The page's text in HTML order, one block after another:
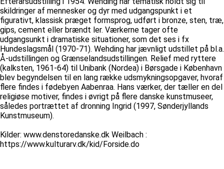
skildringer af mennesker og dyr med udgangspunkt i et
figurativt, klassisk præget formsprog, udført i bronze, sten, træ,
gips, cement eller brændt ler. Værkerne tager ofte
udgangsunkt i dramatiske situationer, som det ses i fx
Hundeslagsmål (1970-71). Wehding har jævnligt udstillet på bl.a.
Å-udstillingen og Grænselandsudstillingen. Relief med ryttere
(kalksten, 1961-64) til Unibank (Nordea) i Børsgade i København
blev begyndelsen til en lang række udsmykningsopgaver, hvoraf
flere findes i fødebyen Aabenraa. Hans værker, der tæller en del
religiøse motiver, findes i øvrigt på flere danske kunstmuseer,
således portrættet af dronning Ingrid (1997, Sønderjyllands
Kunstmuseum).
Kilder: www.denstoredanske.dk Weilbach :
https://www.kulturarv.dk/kid/Forside.do